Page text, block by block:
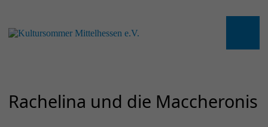
Rachelina und die Maccheronis